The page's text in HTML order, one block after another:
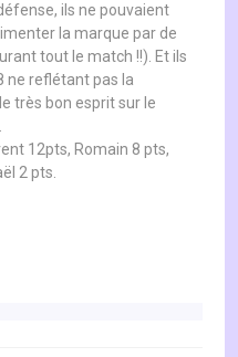
ils ne pouvaient
la marque par de
tout le match !!). Et ils
ne reflétant pas la
très bon esprit sur le
12pts, Romain 8 pts,
2 pts.